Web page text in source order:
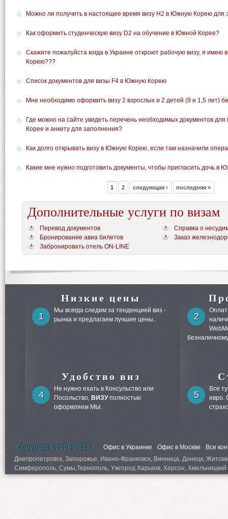
Можно ли получить в настоящее время визу Н2 в Южную Корею для
Как оформить студенческую визу D2 на обучение в Южной Корее?
Скажите пожалуйста когда в Украине откроют рабочую визу, я имею
Корею???
Список документов для визы F4 в Южную Корею
Мне необходимо оформить визу 2 взрослых и 2 детей (9 и 1,5 лет)
Где можно на сайте увидеть перечень необходимых документов
Корее и анкету для заполнения?
Как долго открывать визу в Южную Корею, если там назначили
Какие мне нужно подготовить документы, чтобы пригласить дочь в
1 2 следующая › последняя »
Дополнительные услуги по визам
Перевод документов
Справка о
Бронирование авиа билетов
Заказ
Забронировать отель ON-LINE
Низкие цены
1
Мы всегда следим за тенденцией виз -
рынка и предлагаем лучшие цены..
2
Удобство виз
4
Не нужно ехать в Консульство или
Посольство, ВИЗУполностью
оформляем МЫ.
5
Все
евро.
Copyright ©2009-2023 Офис в Украинке Офис в Москве
Все
Днепропетровск, Запорожье, Ивано-Франковск, Винница, Донецк,
Симферополь, Сумы,Тернополь, Ужгород Харьков, Херсон,